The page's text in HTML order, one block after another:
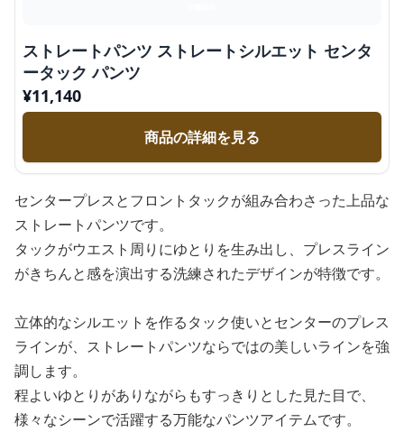
ストレートパンツ ストレートシルエット センタ
ータック パンツ
¥11,140
商品の詳細を見る
センタープレスとフロントタックが組み合わさった上品な
ストレートパンツです。
タックがウエスト周りにゆとりを生み出し、プレスライン
がきちんと感を演出する洗練されたデザインが特徴です。
立体的なシルエットを作るタック使いとセンターのプレス
ラインが、ストレートパンツならではの美しいラインを強
調します。
程よいゆとりがありながらもすっきりとした見た目で、
様々なシーンで活躍する万能なパンツアイテムです。